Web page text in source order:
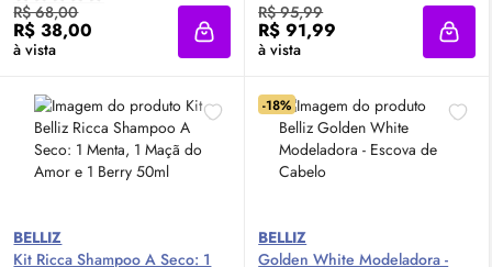
R$ 68,00
R$ 38,00
à vista Adicionar à sacola
R$ 95,99
R$ 91,99
à vista
BELLIZ
Kit Ricca Shampoo A Seco: 1
-18%
BELLIZ
Golden White Modeladora -